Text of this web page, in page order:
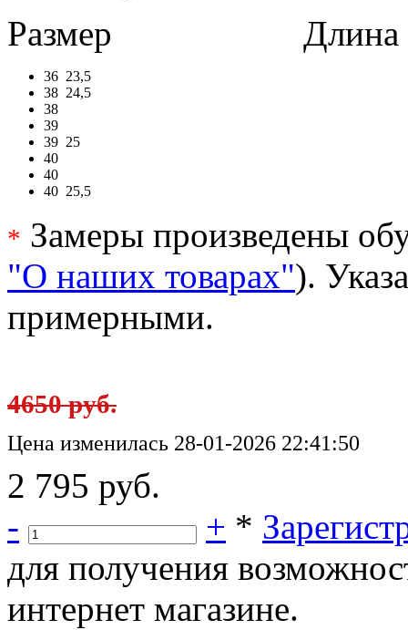
Размер
Длина в
36 23,5
38 24,5
38
39
39 25
40
40
40 25,5
* Замеры произведены
"О наших товарах").
примерными.
4650 руб.
Цена изменилась 28-01-2026 22:41:50
2 795 руб.
-
+ *
для получения
интернет магазине.